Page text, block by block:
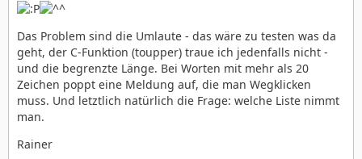
Das Problem sind die Umlaute - das wäre zu testen was da
geht, der C-Funktion (toupper) traue ich jedenfalls nicht -
und die begrenzte Länge. Bei Worten mit mehr als 20
Zeichen poppt eine Meldung auf, die man Wegklicken
muss. Und letztlich natürlich die Frage: welche Liste nimmt
man.
Rainer